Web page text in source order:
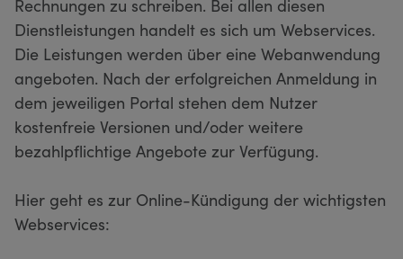
Rechnungen zu schreiben. Bei allen diesen
Dienstleistungen handelt es sich um Webservices.
Die Leistungen werden über eine Webanwendung
angeboten. Nach der erfolgreichen Anmeldung in
dem jeweiligen Portal stehen dem Nutzer
kostenfreie Versionen und/oder weitere
bezahlpflichtige Angebote zur Verfügung.
Hier geht es zur Online-Kündigung der wichtigsten
Webservices: